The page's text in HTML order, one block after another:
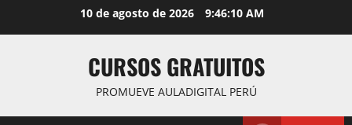
10 de agosto de 2026 9:46:12 AM
CURSOS GRATUITOS
PROMUEVE AULADIGITAL PERÚ